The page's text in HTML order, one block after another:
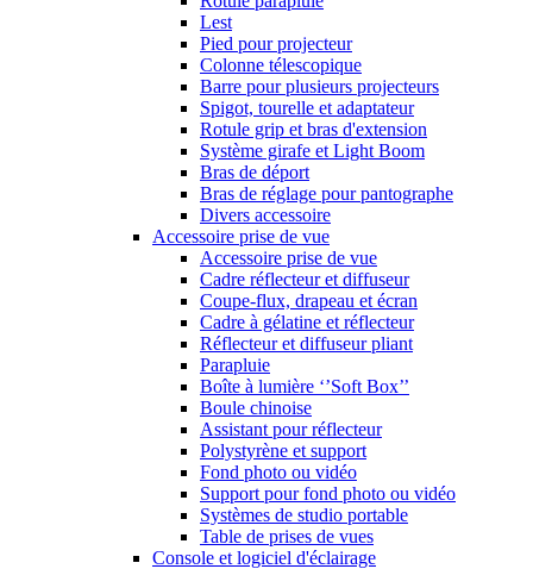
Lest
Pied pour projecteur
Colonne télescopique
Barre pour plusieurs projecteurs
Spigot, tourelle et adaptateur
Rotule grip et bras d'extension
Système girafe et Light Boom
Bras de déport
Bras de réglage pour pantographe
Divers accessoire
Accessoire prise de vue
Accessoire prise de vue
Cadre réflecteur et diffuseur
Coupe-flux, drapeau et écran
Cadre à gélatine et réflecteur
Réflecteur et diffuseur pliant
Parapluie
Boîte à lumière ‘’Soft Box’’
Boule chinoise
Assistant pour réflecteur
Polystyrène et support
Fond photo ou vidéo
Support pour fond photo ou vidéo
Systèmes de studio portable
Table de prises de vues
Console et logiciel d'éclairage